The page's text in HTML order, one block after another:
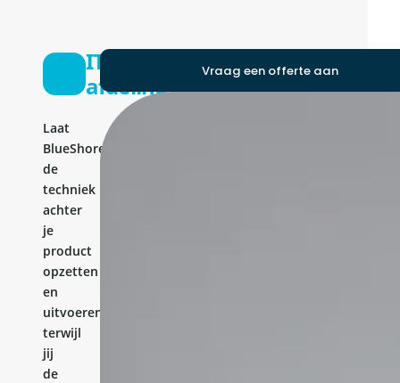
IT-
afdeling
Laat
BlueShores
de
techniek
achter
je
product
opzetten
en
uitvoeren,
terwijl
jij
de
Vraag een offerte aan